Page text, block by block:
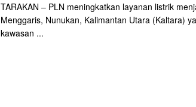
TARAKAN – PLN meningkatkan layanan listrik
Menggaris, Nunukan, Kalimantan Utara (Kaltara)
kawasan ...